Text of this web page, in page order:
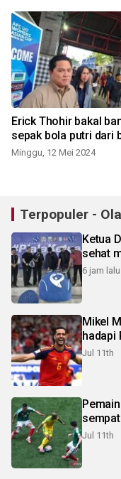
Erick Thohir bakal
sepak bola putri dari
Minggu, 12 Mei 2024
Terpopuler -
Ketua
sehat
6 jam lalu
Mikel
hadapi
Jul 11th
Jul 11th